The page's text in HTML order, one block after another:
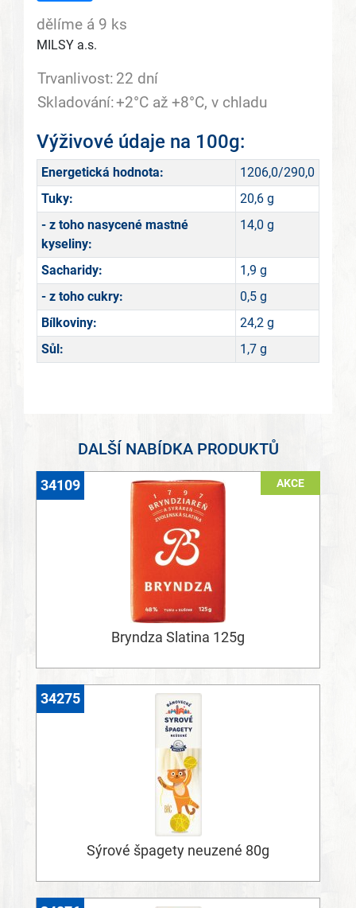
dělíme á 9 ks
MILSY a.s.
Trvanlivost: 22 dní
Skladování:+2°C až +8°C, v chladu
Výživové údaje na 100g:
Energetická hodnota:
1206,0/290,0
Tuky:
20,6 g
- z toho nasycené mastné
kyseliny:
14,0 g
Sacharidy:
1,9 g
- z toho cukry:
0,5 g
Bílkoviny:
24,2 g
Sůl:
1,7 g
DALŠÍ NABÍDKA PRODUKTŮ
AKCE
Bryndza Slatina 125g
34109
Sýrové špagety neuzené 80g
34275